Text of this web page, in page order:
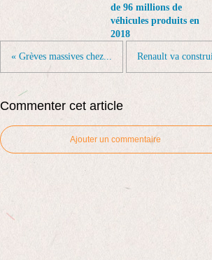
de 96 millions de
véhicules produits en
2018
« Grèves massives chez... Renault va
Commenter cet article
Ajouter un commentaire